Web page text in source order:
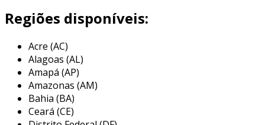
- esferas;
- cilindros;
- pastilhas;
- triângulos.
Regiões disponíveis:
Acre (AC)
Alagoas (AL)
Amapá (AP)
Amazonas (AM)
Bahia (BA)
Ceará (CE)